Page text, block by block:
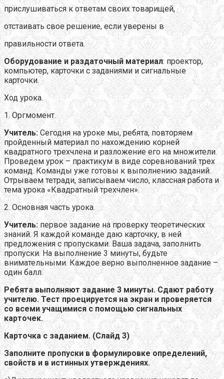
прислушиваться к ответам своих товарищей,
отстаивать свое решение, если уверены в
правильности ответа.
Оборудование и раздаточный материал: проектор,
компьютер, карточки с заданиями и сигнальные
карточки.
Ход урока.
1. Оргмомент.
Учитель: Сегодня на уроке мы, ребята, повторяем
пройденный материал по нахождению корней
квадратного трехчлена и разложение его на множители.
Проведем урок – практикум в виде соревнований трех
команд. Команды уже готовы к выполнению заданий.
Отрываем тетради, записываем число, классная работа и
тема урока «Квадратный трехчлен».
2. Основная часть урока.
Учитель: первое задание на проверку теоретических
знаний. Я каждой команде даю карточку, в ней
предложения с пропусками. Ваша задача, заполнить
пропуски. На выполнение 3 минуты, будьте
внимательными. Каждое верно выполненное задание –
один балл.
Ребята выполняют задание 3 минуты. Сдают работу
учителю. Тест проецируется на экран и проверяется
со всеми учащимися с помощью сигнальных
карточек.
Карточка с заданием. (Слайд 3)
Заполните пропуски в формулировке определений,
свойств и в истинных утверждениях.